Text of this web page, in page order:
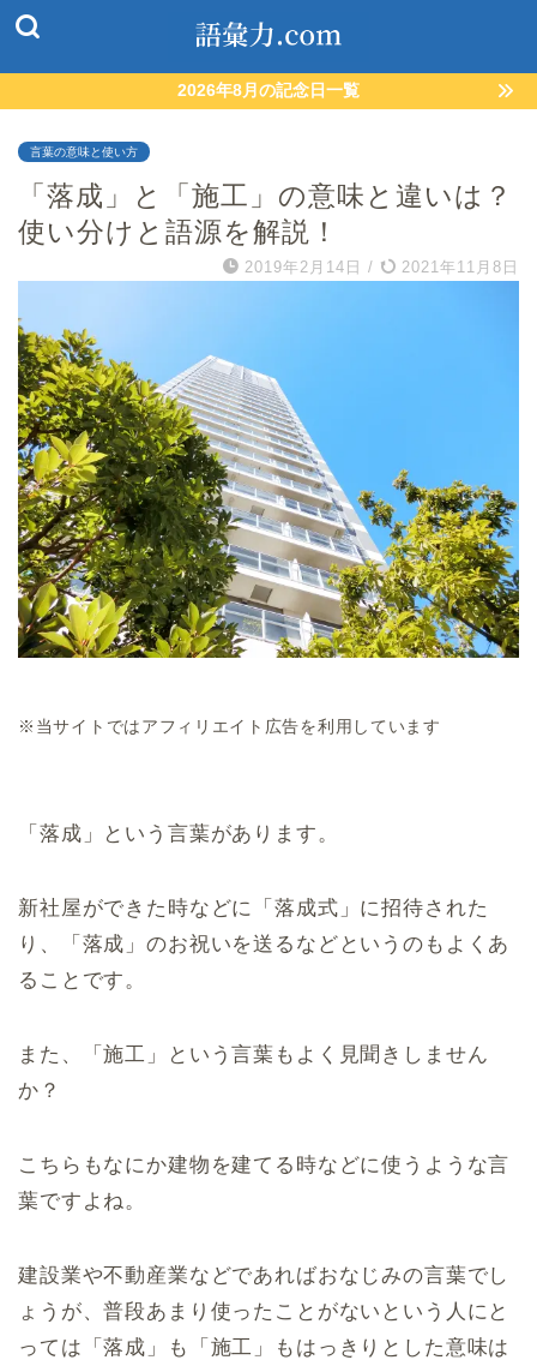
2026年8月の記念日一覧
言葉の意味と使い方
「落成」と「施工」の意味と違いは？
使い分けと語源を解説！
2019年2月14日 / 2021年11月8日
※当サイトではアフィリエイト広告を利用しています
「落成」という言葉があります。
新社屋ができた時などに「落成式」に招待された
り、「落成」のお祝いを送るなどというのもよくあ
ることです。
また、「施工」という言葉もよく見聞きしません
か？
こちらもなにか建物を建てる時などに使うような言
葉ですよね。
建設業や不動産業などであればおなじみの言葉でし
ょうが、普段あまり使ったことがないという人にと
っては「落成」も「施工」もはっきりとした意味は